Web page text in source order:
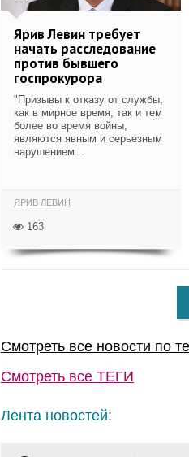
Ярив Левин требует
начать расследование
против бывшего
госпрокурора
"Призывы к отказу от службы,
как в мирное время, так и тем
более во время войны,
являются явным и серьезным
нарушением...
ЯРИВ ЛЕВИН
163
Смотреть все новости по
Смотреть все ТЕГИ
Лента новостей: